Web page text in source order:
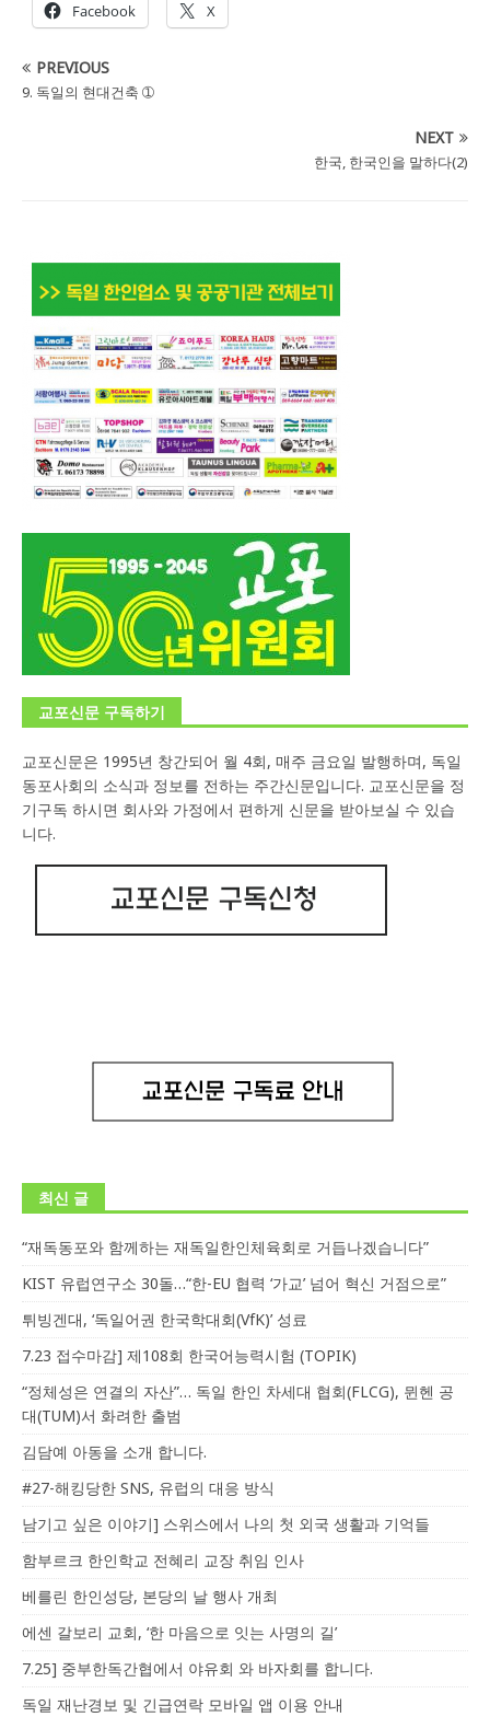
Facebook X
PREVIOUS
9. 독일의 현대건축 ➀
NEXT
한국, 한국인을 말하다(2)
교포신문 구독하기
교포신문은 1995년 창간되어 월 4회, 매주 금요일 발행하며, 독일
동포사회의 소식과 정보를 전하는 주간신문입니다. 교포신문을 정
기구독 하시면 회사와 가정에서 편하게 신문을 받아보실 수 있습
니다.
최신 글
“재독동포와 함께하는 재독일한인체육회로 거듭나겠습니다”
KIST 유럽연구소 30돌…“한-EU 협력 ‘가교’ 넘어 혁신 거점으로”
튀빙겐대, ‘독일어권 한국학대회(VfK)’ 성료
7.23 접수마감] 제108회 한국어능력시험 (TOPIK)
“정체성은 연결의 자산”… 독일 한인 차세대 협회(FLCG), 뮌헨 공
대(TUM)서 화려한 출범
김담예 아동을 소개 합니다.
#27-해킹당한 SNS, 유럽의 대응 방식
남기고 싶은 이야기] 스위스에서 나의 첫 외국 생활과 기억들
함부르크 한인학교 전혜리 교장 취임 인사
베를린 한인성당, 본당의 날 행사 개최
에센 갈보리 교회, ‘한 마음으로 잇는 사명의 길’
7.25] 중부한독간협에서 야유회 와 바자회를 합니다.
독일 재난경보 및 긴급연락 모바일 앱 이용 안내